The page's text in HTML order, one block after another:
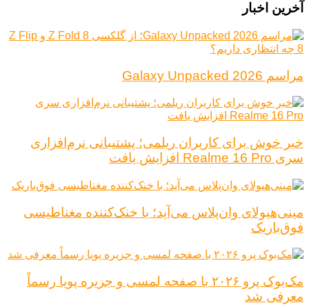
آخرین اخبار
مراسم Galaxy Unpacked 2026
خبر خوش برای کاربران ریلمی؛ پشتیبانی نرم‌افزاری
سری Realme 16 Pro افزایش یافت
مینی‌هیولای وان‌پلاس می‌آید؛ با خنک‌کننده مغناطیسی
فوق‌باریک
مک‌بوک پرو ۲۰۲۶ با صفحه لمسی و جزیره پویا رسماً
معرفی شد